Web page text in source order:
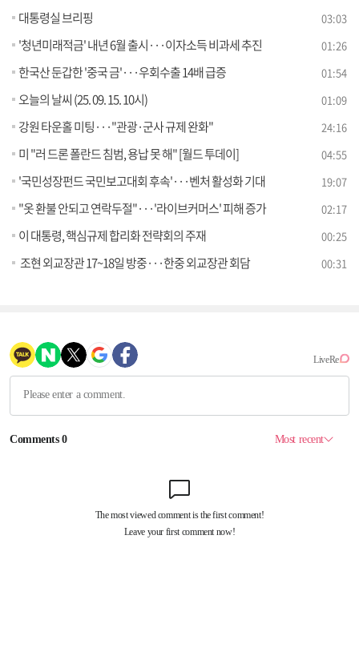
대통령실 브리핑 03:03
'청년미래적금' 내년 6월 출시···이자소득 비과세 추진 01:26
한국산 둔갑한 '중국 금'···우회수출 14배 급증 01:54
오늘의 날씨 (25. 09. 15. 10시) 01:09
강원 타운홀 미팅···"관광·군사 규제 완화" 24:16
미 "러 드론 폴란드 침범, 용납 못 해" [월드 투데이] 04:55
'국민성장펀드 국민보고대회 후속'···벤처 활성화 기대 19:07
"옷 환불 안되고 연락두절"···'라이브커머스' 피해 증가 02:17
이 대통령, 핵심규제 합리화 전략회의 주재 00:25
조현 외교장관 17~18일 방중···한중 외교장관 회담 00:31